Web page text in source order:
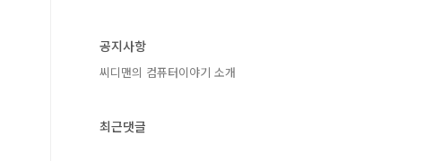
공지사항
씨디맨의 컴퓨터이야기 소개
최근댓글